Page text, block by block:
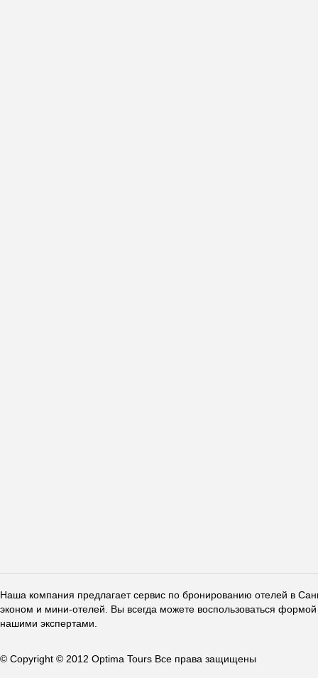
Наша компания предлагает сервис по бронированию отелей в
эконом и мини-отелей. Вы всегда можете воспользоваться
нашими экспертами.
© Copyright © 2012 Optima Tours Все права защищены